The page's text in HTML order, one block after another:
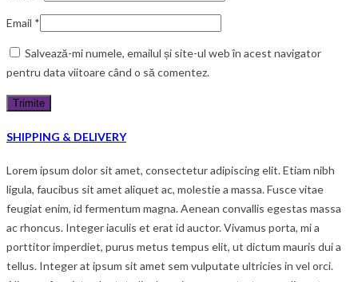
Email *
Salvează-mi numele, emailul și site-ul web în acest navigator
pentru data viitoare când o să comentez.
SHIPPING & DELIVERY
Lorem ipsum dolor sit amet, consectetur adipiscing elit. Etiam nibh
ligula, faucibus sit amet aliquet ac, molestie a massa. Fusce vitae
feugiat enim, id fermentum magna. Aenean convallis egestas massa
ac rhoncus. Integer iaculis et erat id auctor. Vivamus porta, mi a
porttitor imperdiet, purus metus tempus elit, ut dictum mauris dui a
tellus. Integer at ipsum sit amet sem vulputate ultricies in vel orci.